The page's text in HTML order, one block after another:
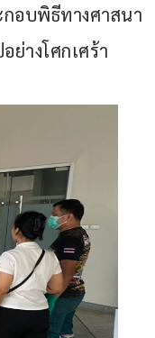
กอบพิธีทางศาสนา
ย่างโศกเศร้า